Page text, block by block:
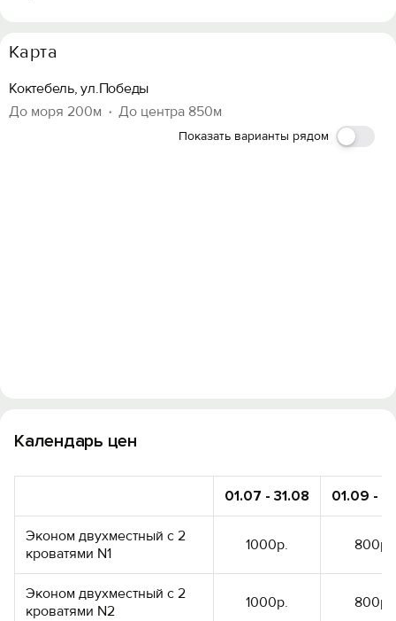
Карта
Коктебель, ул.Победы
До моря 200м
До центра 850м
Показать варианты рядом
Календарь цен
01.07 - 31.08 01.09 -
Эконом двухместный с 2
кроватями N1
1000р. 800р.
Эконом двухместный с 2
кроватями N2
1000р. 800р.